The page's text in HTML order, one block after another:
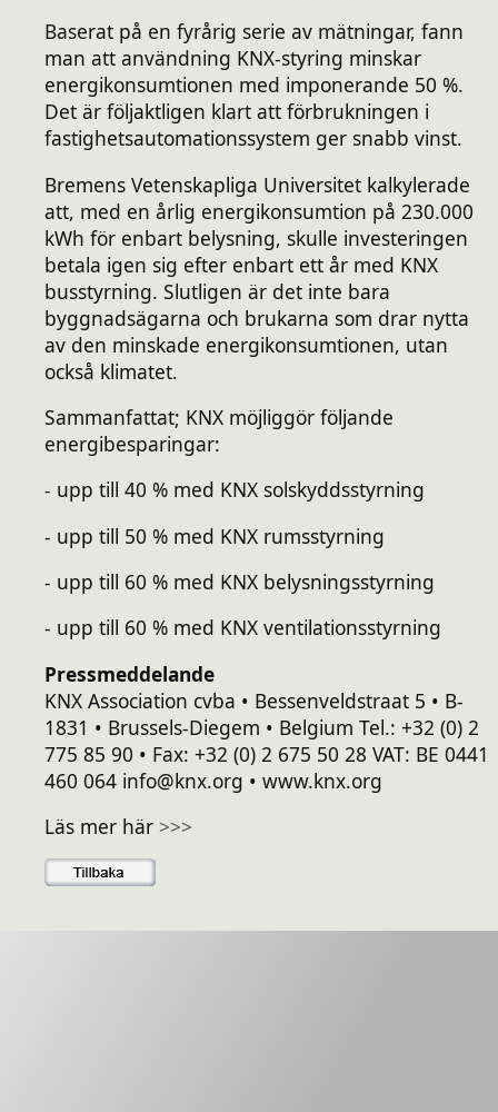
Baserat på en fyrårig serie av mätningar, fann
man att användning KNX-styring minskar
energikonsumtionen med imponerande 50 %.
Det är följaktligen klart att förbrukningen i
fastighetsautomationssystem ger snabb vinst.
Bremens Vetenskapliga Universitet kalkylerade
att, med en årlig energikonsumtion på 230.000
kWh för enbart belysning, skulle investeringen
betala igen sig efter enbart ett år med KNX
busstyrning. Slutligen är det inte bara
byggnadsägarna och brukarna som drar nytta
av den minskade energikonsumtionen, utan
också klimatet.
Sammanfattat; KNX möjliggör följande
energibesparingar:
- upp till 40 % med KNX solskyddsstyrning
- upp till 50 % med KNX rumsstyrning
- upp till 60 % med KNX belysningsstyrning
- upp till 60 % med KNX ventilationsstyrning
Pressmeddelande
KNX Association cvba • Bessenveldstraat 5 • B-
1831 • Brussels-Diegem • Belgium Tel.: +32 (0) 2
775 85 90 • Fax: +32 (0) 2 675 50 28 VAT: BE 0441
460 064 info@knx.org • www.knx.org
Läs mer här >>>